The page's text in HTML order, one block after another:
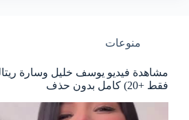
منوعات
مشاهدة فيديو يوسف خليل وسارة
فقط +20) كامل بدون حذف